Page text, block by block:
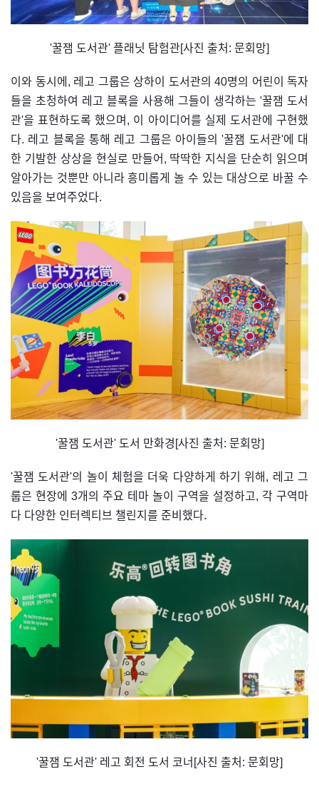
'꿀잼 도서관' 플래닛 탐험관[사진 출처: 문회망]
이와 동시에, 레고 그룹은 상하이 도서관의 40명의 어린이 독자
들을 초청하여 레고 블록을 사용해 그들이 생각하는 '꿀잼 도서
관'을 표현하도록 했으며, 이 아이디어를 실제 도서관에 구현했
다. 레고 블록을 통해 레고 그룹은 아이들의 '꿀잼 도서관'에 대
한 기발한 상상을 현실로 만들어, 딱딱한 지식을 단순히 읽으며
알아가는 것뿐만 아니라 흥미롭게 놀 수 있는 대상으로 바꿀 수
있음을 보여주었다.
'꿀잼 도서관' 도서 만화경[사진 출처: 문회망]
'꿀잼 도서관'의 놀이 체험을 더욱 다양하게 하기 위해, 레고 그
룹은 현장에 3개의 주요 테마 놀이 구역을 설정하고, 각 구역마
다 다양한 인터렉티브 챌린지를 준비했다.
'꿀잼 도서관' 레고 회전 도서 코너[사진 출처: 문회망]